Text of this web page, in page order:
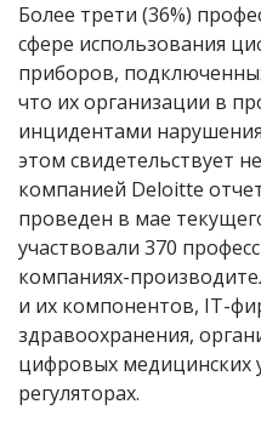
Более трети (36%)
сфере использования
приборов,
что их организации в
инцидентами
этом свидетельствует
компанией Deloitte
проведен в мае
участвовали 370
компаниях-
и их компонентов, IT-
здравоохранения,
цифровых медицинских
регуляторах.